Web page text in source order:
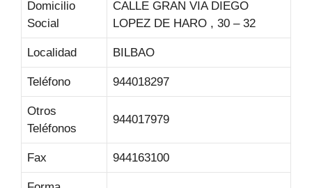
Domicilio
Social
CALLE GRAN VIA DIEGO
LOPEZ DE HARO , 30 – 32
Localidad BILBAO
Teléfono 944018297
Otros
Teléfonos
944017979
Fax 944163100